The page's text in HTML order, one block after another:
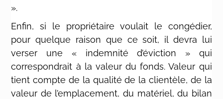
».
Enfin, si le propriétaire voulait le congédier,
pour quelque raison que ce soit, il devra lui
verser une « indemnité d’éviction » qui
correspondrait à la valeur du fonds. Valeur qui
tient compte de la qualité de la clientèle, de la
valeur de l’emplacement, du matériel, du bilan